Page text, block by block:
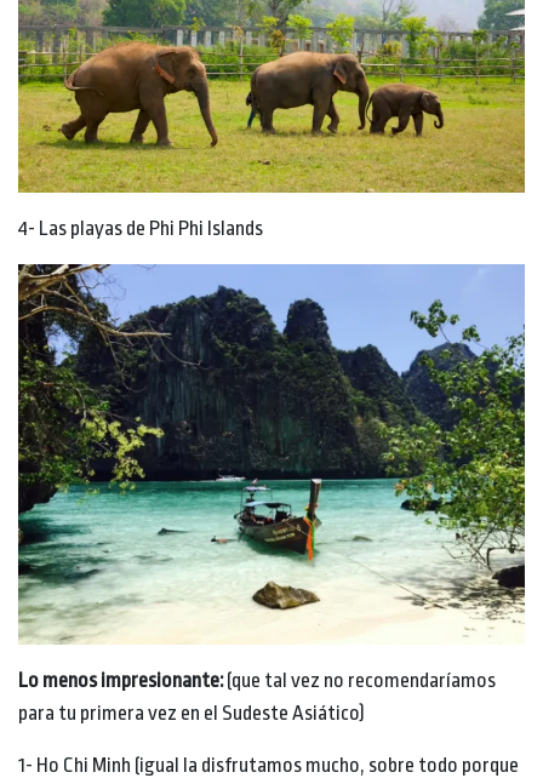
4- Las playas de Phi Phi Islands
Lo menos impresionante:(que tal vez no recomendaríamos
para tu primera vez en el Sudeste Asiático)
1- Ho Chi Minh (igual la disfrutamos mucho, sobre todo porque